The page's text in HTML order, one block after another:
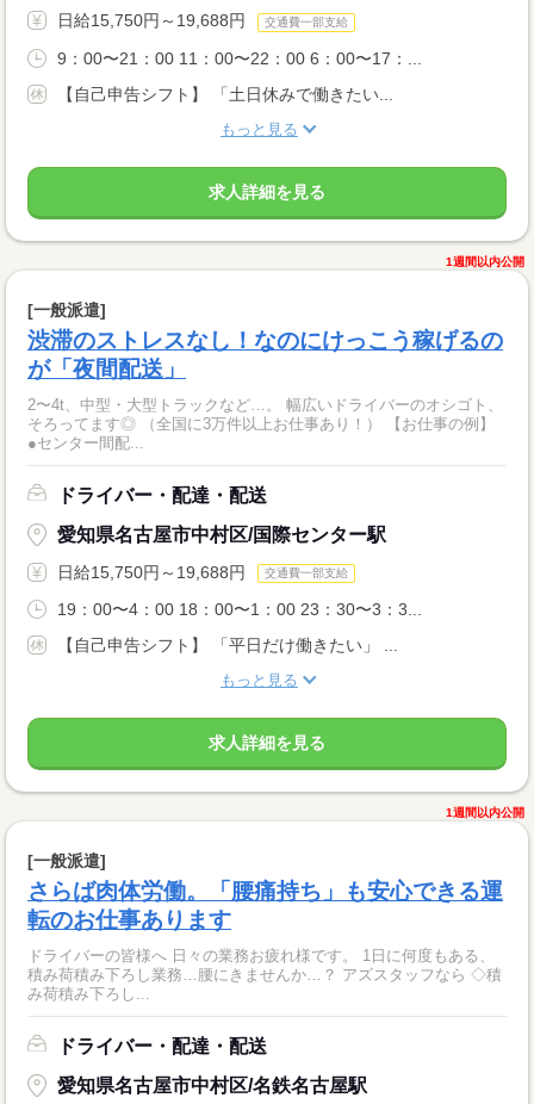
日給15,750円～19,688円 交通費一部支給
9：00〜21：00 11：00〜22：00 6：00〜17：...
【自己申告シフト】 「土日休みで働きたい...
もっと見る
求人詳細を見る
1週間以内公開
[一般派遣]
渋滞のストレスなし！なのにけっこう稼げるの
が「夜間配送」
2〜4t、中型・大型トラックなど…。 幅広いドライバーのオシゴト、
そろってます◎ （全国に3万件以上お仕事あり！） 【お仕事の例】
●センター間配...
ドライバー・配達・配送
愛知県名古屋市中村区/国際センター駅
日給15,750円～19,688円 交通費一部支給
19：00〜4：00 18：00〜1：00 23：30〜3：3...
【自己申告シフト】 「平日だけ働きたい」 ...
もっと見る
求人詳細を見る
1週間以内公開
[一般派遣]
さらば肉体労働。「腰痛持ち」も安心できる運
転のお仕事あります
ドライバーの皆様へ 日々の業務お疲れ様です。 1日に何度もある、
積み荷積み下ろし業務…腰にきませんか…？ アズスタッフなら ◇積
み荷積み下ろし...
ドライバー・配達・配送
愛知県名古屋市中村区/名鉄名古屋駅